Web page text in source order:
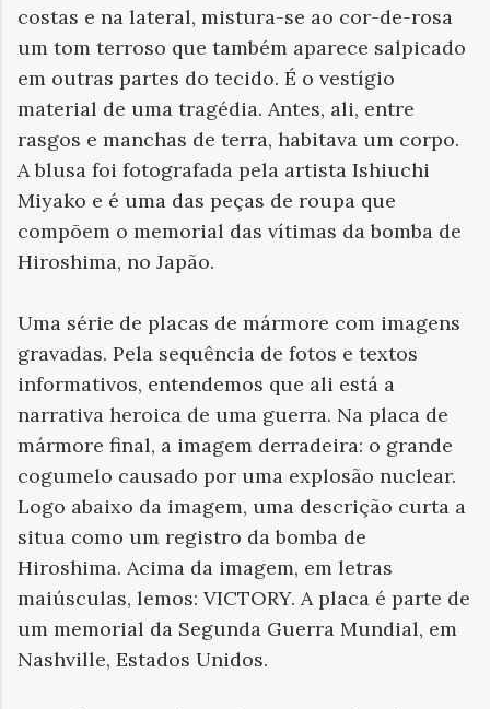
costas e na lateral, mistura-se ao cor-de-rosa
um tom terroso que também aparece salpicado
em outras partes do tecido. É o vestígio
material de uma tragédia. Antes, ali, entre
rasgos e manchas de terra, habitava um corpo.
A blusa foi fotografada pela artista Ishiuchi
Miyako e é uma das peças de roupa que
compõem o memorial das vítimas da bomba de
Hiroshima, no Japão.
Uma série de placas de mármore com imagens
gravadas. Pela sequência de fotos e textos
informativos, entendemos que ali está a
narrativa heroica de uma guerra. Na placa de
mármore final, a imagem derradeira: o grande
cogumelo causado por uma explosão nuclear.
Logo abaixo da imagem, uma descrição curta a
situa como um registro da bomba de
Hiroshima. Acima da imagem, em letras
maiúsculas, lemos: VICTORY. A placa é parte de
um memorial da Segunda Guerra Mundial, em
Nashville, Estados Unidos.